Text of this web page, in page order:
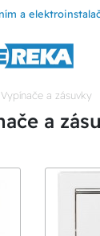
a
Vypínače a zásuvky
a